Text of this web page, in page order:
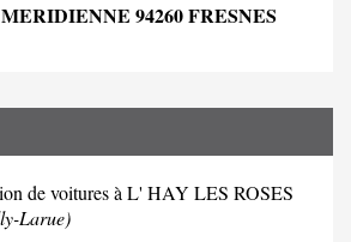
94260 FRESNES
de voitures à L' HAY LES ROSES
Larue)